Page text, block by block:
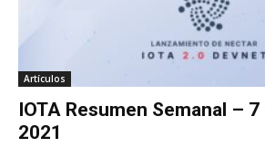
Artículos
IOTA Resumen Semanal –
2021